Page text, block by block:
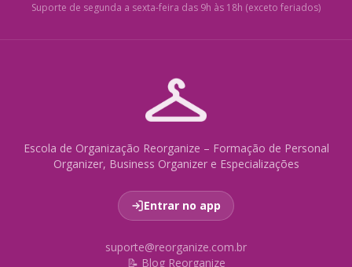
Suporte de segunda a sexta-feira das 9h às 18h (exceto feriados)
Escola de Organização Reorganize – Formação de Personal
Organizer, Business Organizer e Especializações
Entrar no app
suporte@reorganize.com.br
📝 Blog Reorganize